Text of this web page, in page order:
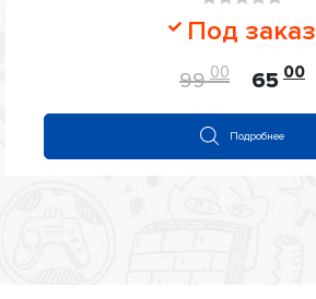
Оценка
0
из
5
Под заказ
99 00 65 00
Подробнее